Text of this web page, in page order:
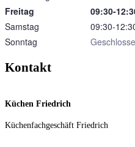
Freitag
Samstag
Sonntag
Kontakt
Küchen Friedrich
Küchenfachgeschäft Friedrich